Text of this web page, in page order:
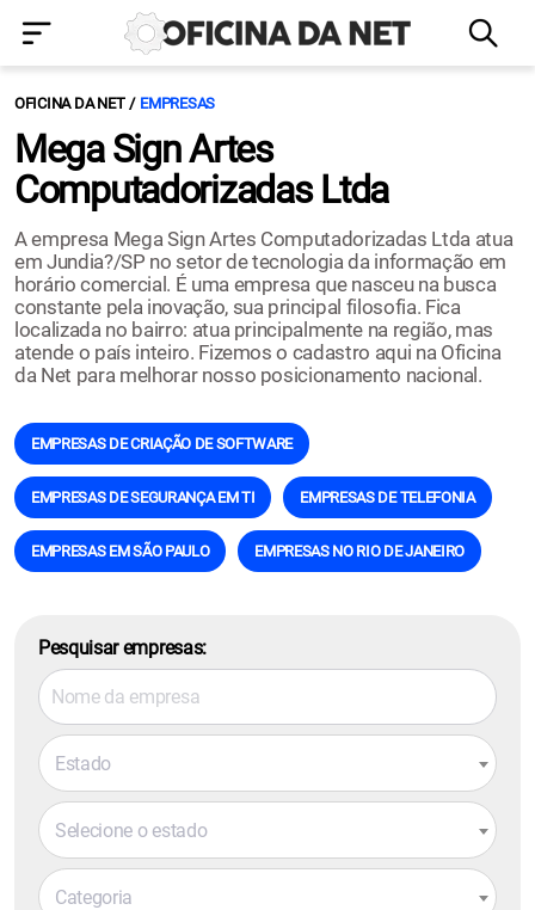
OFICINA DA NET EMPRESAS
Mega Sign Artes
Computadorizadas Ltda
A empresa Mega Sign Artes Computadorizadas Ltda atua
em Jundia?/SP no setor de tecnologia da informação em
horário comercial. É uma empresa que nasceu na busca
constante pela inovação, sua principal filosofia. Fica
localizada no bairro: atua principalmente na região, mas
atende o país inteiro. Fizemos o cadastro aqui na Oficina
da Net para melhorar nosso posicionamento nacional.
EMPRESAS DE CRIAÇÃO DE SOFTWARE
EMPRESAS DE SEGURANÇA EM TI EMPRESAS DE TELEFONIA
EMPRESAS EM SÃO PAULO EMPRESAS NO RIO DE JANEIRO
Pesquisar empresas:
Estado
Selecione o estado
Categoria